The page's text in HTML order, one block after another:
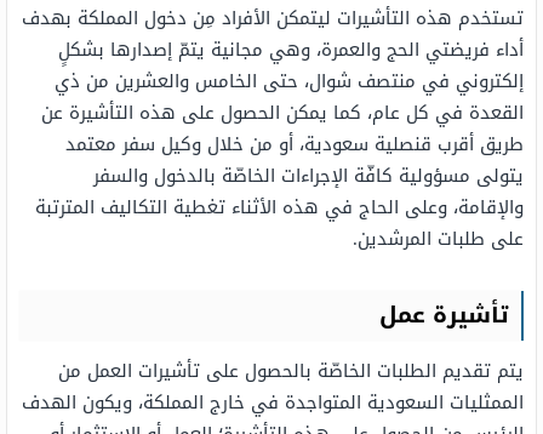
تستخدم هذه التأشيرات ليتمكن الأفراد مِن دخول المملكة بهدف
أداء فريضتي الحج والعمرة، وهي مجانية يتمّ إصدارها بشكلٍ
إلكتروني في منتصف شوال، حتى الخامس والعشرين من ذي
القعدة في كل عام، كما يمكن الحصول على هذه التأشيرة عن
طريق أقرب قنصلية سعودية، أو من خلال وكيل سفر معتمد
يتولى مسؤولية كافّة الإجراءات الخاصّة بالدخول والسفر
والإقامة، وعلى الحاج في هذه الأثناء تغطية التكاليف المترتبة
على طلبات المرشدين.
تأشيرة عمل
يتم تقديم الطلبات الخاصّة بالحصول على تأشيرات العمل من
الممثليات السعودية المتواجدة في خارج المملكة، ويكون الهدف